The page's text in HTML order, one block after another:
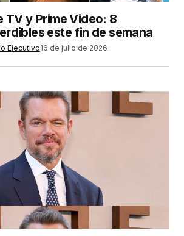
TV y Prime Video: 8
este fin de semana
Ejecutivo16 de julio de 2026